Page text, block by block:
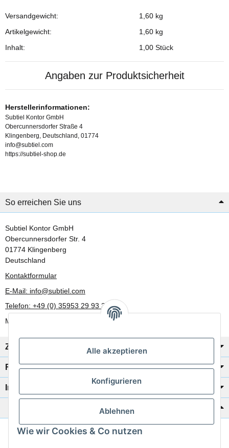
Alle akzeptieren
Konfigurieren
Ablehnen
Wie wir Cookies & Co nutzen
Produkteigenschaft
Wert
Versandgewicht:
1,60 kg
Artikelgewicht:
1,60 kg
Inhalt:
1,00 Stück
Angaben zur Produktsicherheit
Herstellerinformationen:
Subtiel Kontor GmbH
Obercunnersdorfer Straße 4
Klingenberg, Deutschland, 01774
info@subtiel.com
https://subtiel-shop.de
So erreichen Sie uns
Subtiel Kontor GmbH
Obercunnersdorfer Str. 4
01774 Klingenberg
Deutschland
Kontaktformular
E-Mail: info@subtiel.com
Telefon: +49 (0) 35953 29 93 30
Mo-Fr: 8:00 Uhr - 17:00 Uhr
Zahlung/Versand
Rechtliches
Informationen
Katalog zur Hand?
Zur Schnellbestellung